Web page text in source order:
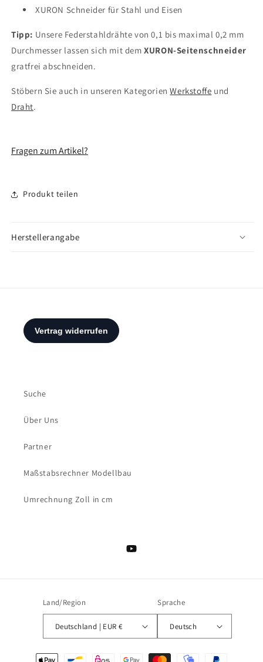
XURON Schneider für Stahl und Eisen
Tipp: Unsere Federstahldrähte von 0,1 bis maximal 0,2 mm
Durchmesser lassen sich mit demXURON-Seitenschneider
gratfrei abschneiden.
Stöbern Sie auch in unseren KategorienWerkstoffe und
Draht.
Fragen zum Artikel?
Produkt teilen
Herstellerangabe
Suche
Über Uns
Partner
Maßstabsrechner Modellbau
Umrechnung Zoll in cm
YouTube
Land/Region
Deutschland | EUR €
Sprache
Deutsch
Zahlungsmethoden